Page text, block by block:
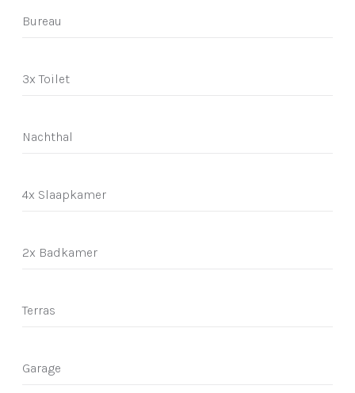
Bureau
3x Toilet
Nachthal
4x Slaapkamer
2x Badkamer
Terras
Garage